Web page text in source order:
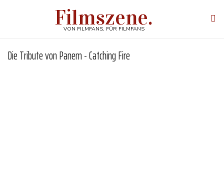
Filmszene.
VON FILMFANS, FÜR FILMFANS
Die Tribute von Panem - Catching Fire